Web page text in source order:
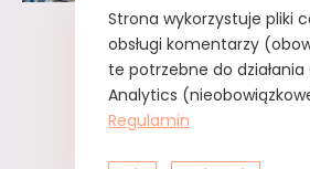
faktów o lnie,
o lnie, których
trzeba
Strona wykorzystuje pliki
obsługi komentarzy
te potrzebne do działania
Analytics
Regulamin